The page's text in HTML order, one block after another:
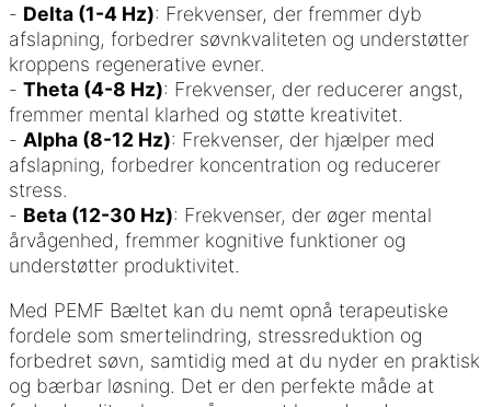
- Delta (1-4 Hz): Frekvenser, der fremmer dyb
afslapning, forbedrer søvnkvaliteten og understøtter
kroppens regenerative evner.
- Theta (4-8 Hz): Frekvenser, der reducerer angst,
fremmer mental klarhed og støtte kreativitet.
- Alpha (8-12 Hz): Frekvenser, der hjælper med
afslapning, forbedrer koncentration og reducerer
stress.
- Beta (12-30 Hz): Frekvenser, der øger mental
årvågenhed, fremmer kognitive funktioner og
understøtter produktivitet.
Med PEMF Bæltet kan du nemt opnå terapeutiske
fordele som smertelindring, stressreduktion og
forbedret søvn, samtidig med at du nyder en praktisk
og bærbar løsning. Det er den perfekte måde at